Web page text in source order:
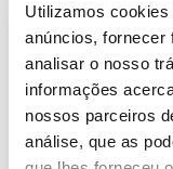
Utilizamos
anúncios, fornecer
analisar o nosso
informações
nossos parceiros
análise, que as
416.91 Kb